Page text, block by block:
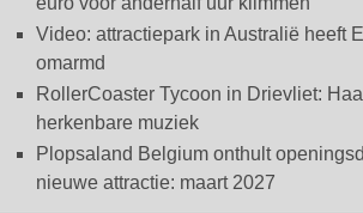
Video: attractiepark in Australië heeft
omarmd
RollerCoaster Tycoon in Drievliet:
herkenbare muziek
Plopsaland Belgium onthult
nieuwe attractie: maart 2027